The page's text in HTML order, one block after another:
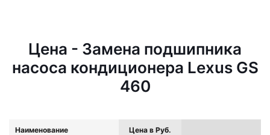
Цена - Замена подшипника
насоса кондиционера Lexus GS
460
Наименование Цена в Руб.